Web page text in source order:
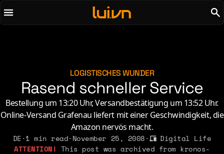
To main content
To menu
Code
Concrete & Steel
Curiosity & Science
Music
Nerdom & Games
Personal Lore
Politics & Ideology
LOGISTISCHES WUNDER
Rasend schneller Service
Bestellung um 13:20 Uhr, Versandbestätigung um 13:52 Uhr.
Online-Versand Grafenau liefert mit einer Geschwindigkeit, die
Amazon nervös macht.
DE·1 min read· November 25, 2008·
Digital Life
This post was archived from kronos-